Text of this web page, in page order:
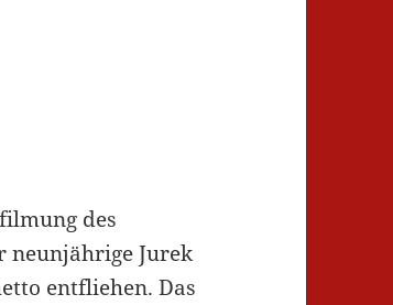
des
neunjährige Jurek
entfliehen. Das